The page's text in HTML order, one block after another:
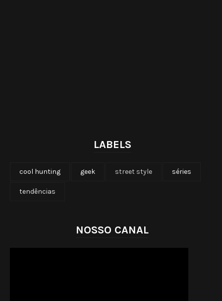
LABELS
cool hunting geek street style séries
tendências
NOSSO CANAL